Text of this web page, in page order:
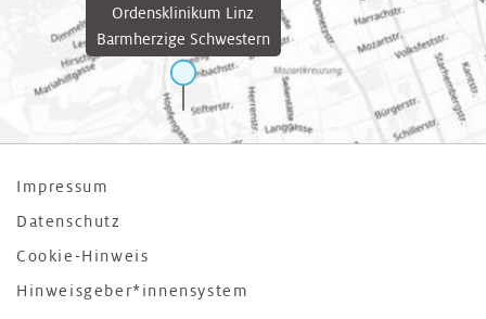
Ordensklinikum Linz
Barmherzige Schwestern
Impressum
Datenschutz
Cookie-Hinweis
Hinweisgeber*innensystem